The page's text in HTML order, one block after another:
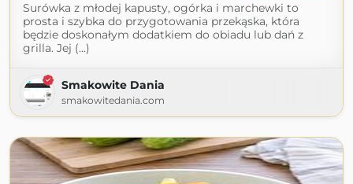
Surówka z młodej kapusty, ogórka i marchewki to
prosta i szybka do przygotowania przekąska, która
będzie doskonałym dodatkiem do obiadu lub dań z
grilla. Jej (...)
Smakowite Dania
smakowitedania.com